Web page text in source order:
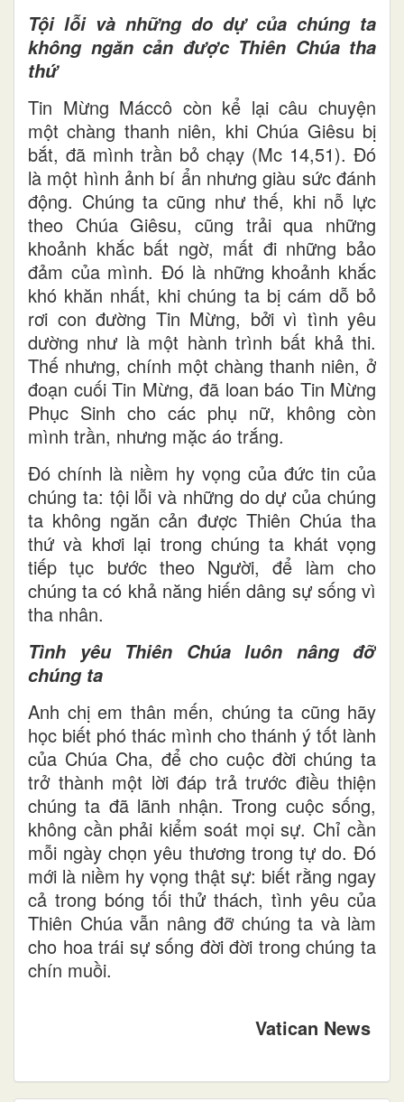
Tội lỗi và những do dự của chúng ta
không ngăn cản được Thiên Chúa tha
thứ
Tin Mừng Máccô còn kể lại câu chuyện
một chàng thanh niên, khi Chúa Giêsu bị
bắt, đã mình trần bỏ chạy (Mc 14,51). Đó
là một hình ảnh bí ẩn nhưng giàu sức đánh
động. Chúng ta cũng như thế, khi nỗ lực
theo Chúa Giêsu, cũng trải qua những
khoảnh khắc bất ngờ, mất đi những bảo
đảm của mình. Đó là những khoảnh khắc
khó khăn nhất, khi chúng ta bị cám dỗ bỏ
rơi con đường Tin Mừng, bởi vì tình yêu
dường như là một hành trình bất khả thi.
Thế nhưng, chính một chàng thanh niên, ở
đoạn cuối Tin Mừng, đã loan báo Tin Mừng
Phục Sinh cho các phụ nữ, không còn
mình trần, nhưng mặc áo trắng.
Đó chính là niềm hy vọng của đức tin của
chúng ta: tội lỗi và những do dự của chúng
ta không ngăn cản được Thiên Chúa tha
thứ và khơi lại trong chúng ta khát vọng
tiếp tục bước theo Người, để làm cho
chúng ta có khả năng hiến dâng sự sống vì
tha nhân.
Tình yêu Thiên Chúa luôn nâng đỡ
chúng ta
Anh chị em thân mến, chúng ta cũng hãy
học biết phó thác mình cho thánh ý tốt lành
của Chúa Cha, để cho cuộc đời chúng ta
trở thành một lời đáp trả trước điều thiện
chúng ta đã lãnh nhận. Trong cuộc sống,
không cần phải kiểm soát mọi sự. Chỉ cần
mỗi ngày chọn yêu thương trong tự do. Đó
mới là niềm hy vọng thật sự: biết rằng ngay
cả trong bóng tối thử thách, tình yêu của
Thiên Chúa vẫn nâng đỡ chúng ta và làm
cho hoa trái sự sống đời đời trong chúng ta
chín muồi.
Vatican News